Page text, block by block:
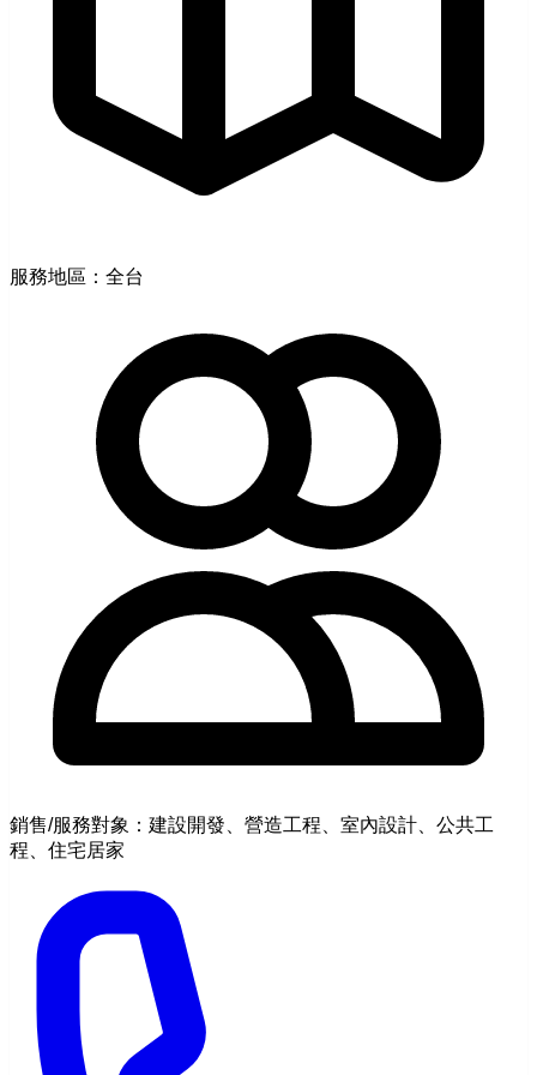
服務地區：全台
銷售/服務對象：建設開發、營造工程、室內設計、公共工
程、住宅居家